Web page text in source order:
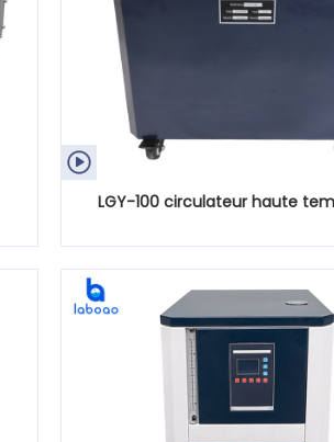

LGY-100 circulateur haute